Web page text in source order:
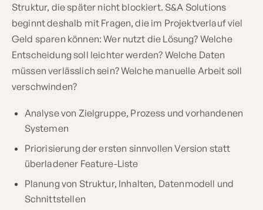
Struktur, die später nicht blockiert. S&A Solutions
beginnt deshalb mit Fragen, die im Projektverlauf viel
Geld sparen können: Wer nutzt die Lösung? Welche
Entscheidung soll leichter werden? Welche Daten
müssen verlässlich sein? Welche manuelle Arbeit soll
verschwinden?
Analyse von Zielgruppe, Prozess und vorhandenen
Systemen
Priorisierung der ersten sinnvollen Version statt
überladener Feature-Liste
Planung von Struktur, Inhalten, Datenmodell und
Schnittstellen